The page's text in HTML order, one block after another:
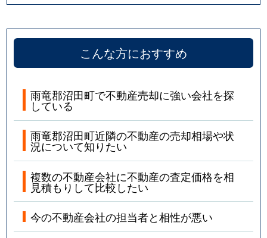
こんな方におすすめ
雨竜郡沼田町で不動産売却に強い会社を探
している
雨竜郡沼田町近隣の不動産の売却相場や状
況について知りたい
複数の不動産会社に不動産の査定価格を相
見積もりして比較したい
今の不動産会社の担当者と相性が悪い